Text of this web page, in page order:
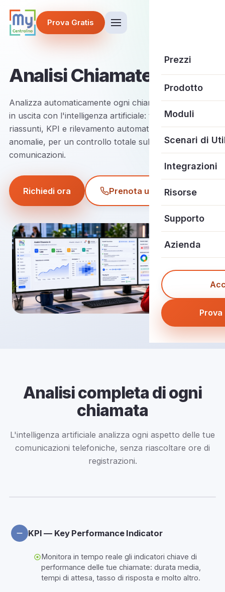
Prova Gratis
Prezzi
Prodotto
Centralino in
MySegretaria
Scopri tutte
Moduli
Receptionist AI
AI Call Analysis
Contact Center
Reperibilità
Scenari di
Studi Medici
Ristoranti
E-commerce
Hotel e
Uffici e
Integrazioni
CRM
Sviluppatori
Risorse
Blog
Storie di
Guide e Demo
My University
Supporto
Contattaci
Azienda
Chi Siamo
Parlano di Noi
Prova
Analisi Chiamate AI
Analizza automaticamente ogni chiamata in entrata e
in uscita con l'intelligenza artificiale: trascrizioni,
riassunti, KPI e rilevamento automatico delle
anomalie, per un controllo totale sulle tue
comunicazioni.
Richiedi ora Prenota una demo
Analisi completa di ogni
chiamata
L'intelligenza artificiale analizza ogni aspetto delle tue
comunicazioni telefoniche, senza riascoltare ore di
registrazioni.
KPI — Key Performance Indicator
Monitora in tempo reale gli indicatori chiave di
performance delle tue chiamate: durata media,
tempi di attesa, tasso di risposta e molto altro.